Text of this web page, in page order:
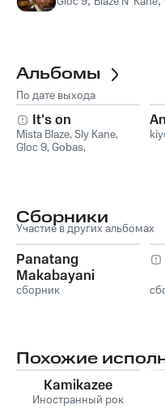
Альбомы
По дате выхода
It's on
Mista Blaze,Sly Kane,
Gloc 9,Gobas,
Сборники
Участие в других альбомах
Panatang
Makabayani
сборник
Похожие
Kamikazee
Иностранный рок